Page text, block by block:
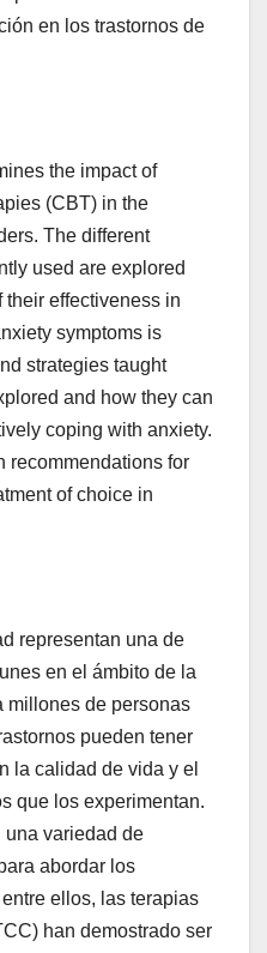
en los trastornos de
the impact of
(CBT) in the
The different
used are explored
effectiveness in
symptoms is
strategies taught
and how they can
coping with anxiety.
recommendations for
of choice in
representan una de
en el ámbito de la
millones de personas
pueden tener
la calidad de vida y el
que los experimentan.
una variedad de
abordar los
ellos, las terapias
han demostrado ser